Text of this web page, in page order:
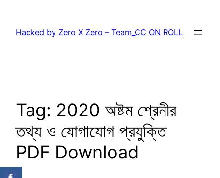
content
Hacked by Zero X Zero – Team_CC ON ROLL
Tag: 2020 অষ্টম শ্রেনীর
তথ্য ও যোগাযোগ প্রযুক্তি
PDF Download